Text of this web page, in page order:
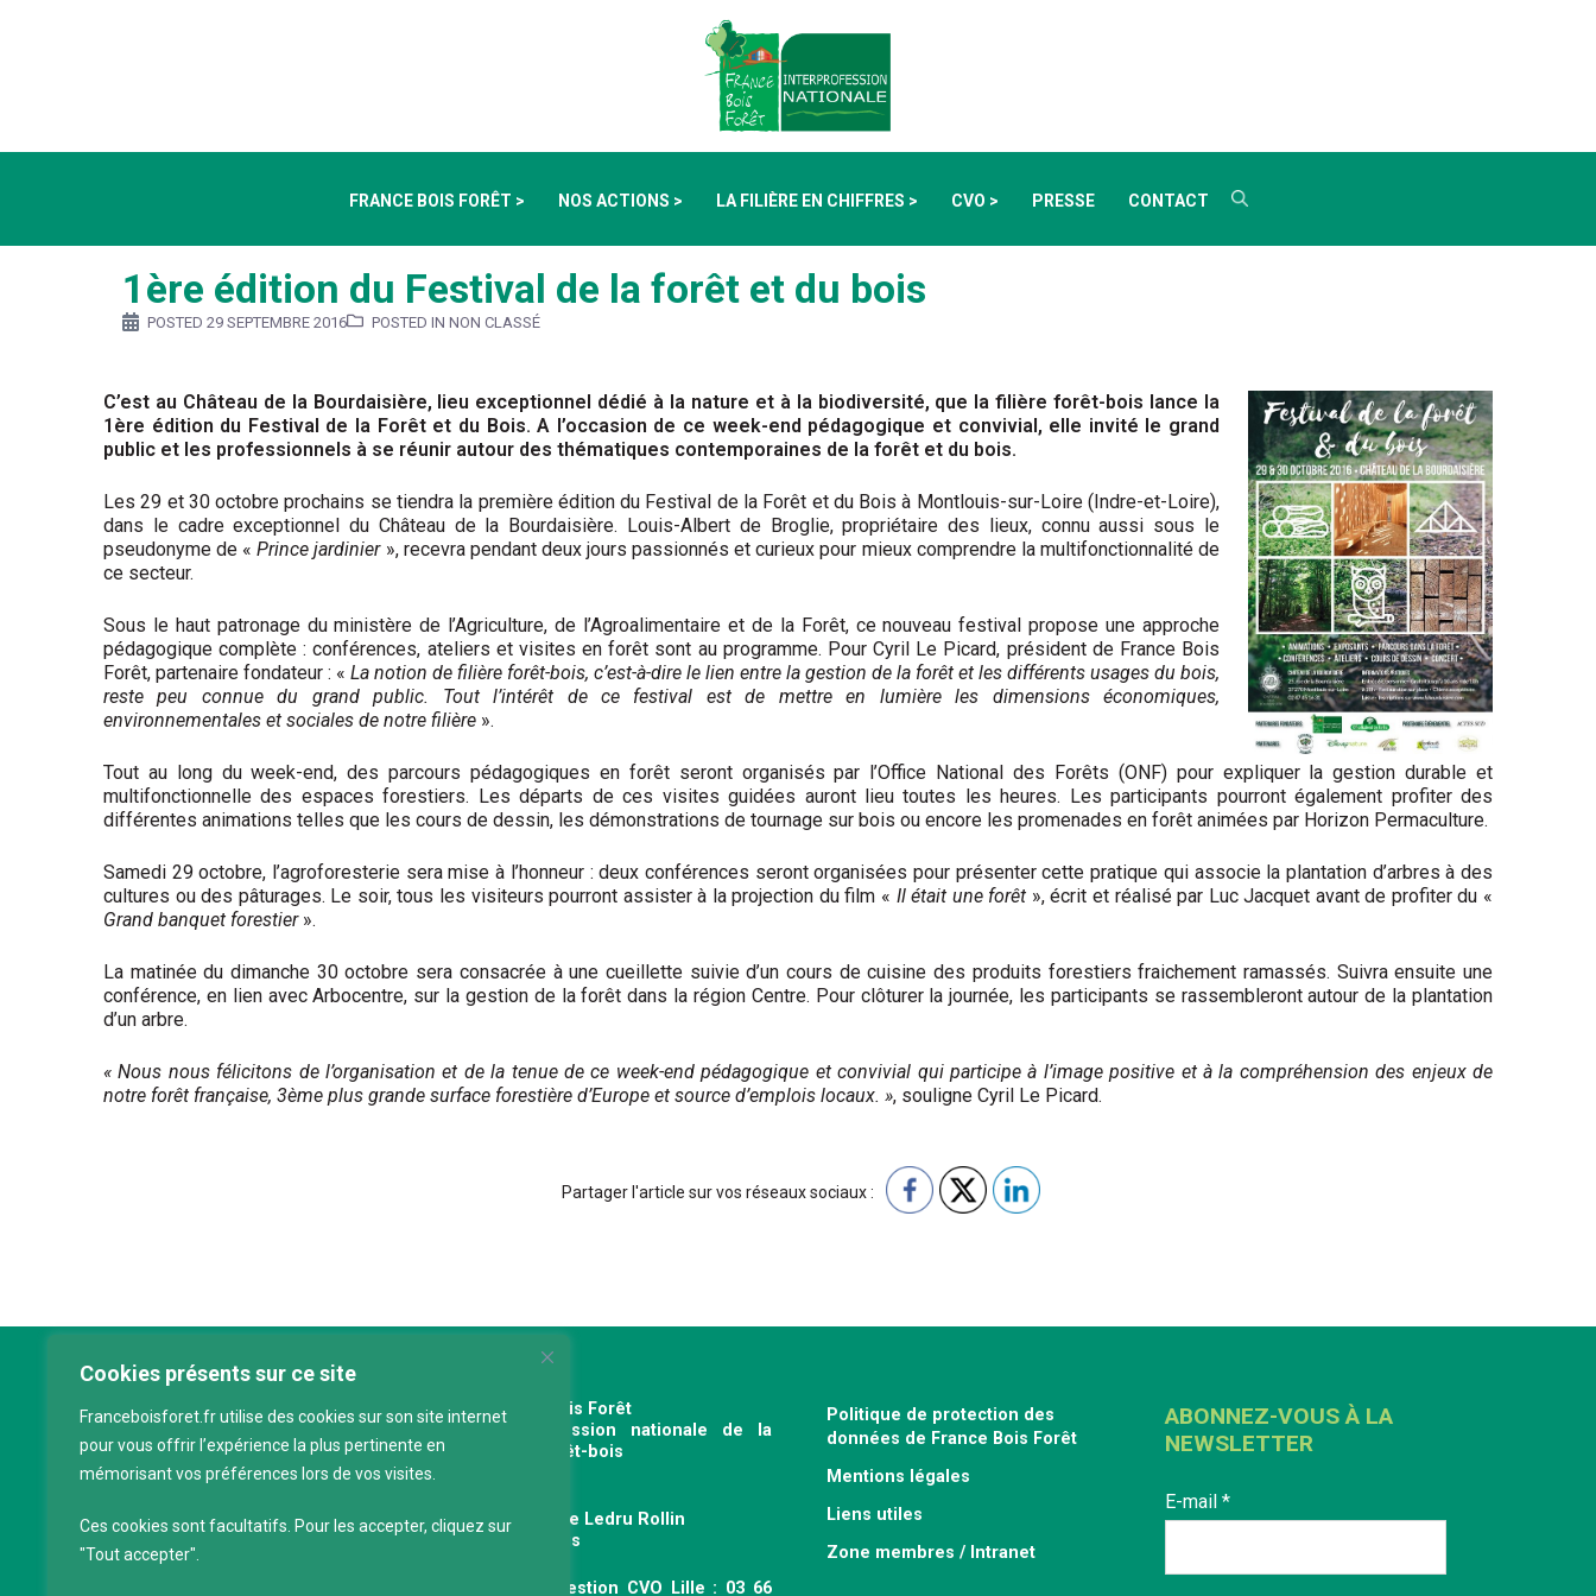
Cookies présents sur ce site
Franceboisforet.fr utilise des cookies sur son site internet
pour vous offrir l’expérience la plus pertinente en
mémorisant vos préférences lors de vos visites.
Ces cookies sont facultatifs. Pour les accepter, cliquez sur
"Tout accepter".
FRANCE BOIS FORÊT > NOS ACTIONS > LA FILIÈRE EN CHIFFRES > CVO > PRESSE CONTACT
1ère édition du Festival de la forêt et du bois
POSTED 29 SEPTEMBRE 2016 POSTED IN NON CLASSÉ
C’est au Château de la Bourdaisière, lieu exceptionnel dédié à la nature et à la biodiversité, que la filière forêt-bois lance la
1ère édition du Festival de la Forêt et du Bois. A l’occasion de ce week-end pédagogique et convivial, elle invité le grand
public et les professionnels à se réunir autour des thématiques contemporaines de la forêt et du bois.
Les 29 et 30 octobre prochains se tiendra la première édition du Festival de la Forêt et du Bois à Montlouis-sur-Loire (Indre-et-Loire),
dans le cadre exceptionnel du Château de la Bourdaisière. Louis-Albert de Broglie, propriétaire des lieux, connu aussi sous le
pseudonyme de «Prince jardinier», recevra pendant deux jours passionnés et curieux pour mieux comprendre la multifonctionnalité de
ce secteur.
Sous le haut patronage du ministère de l’Agriculture, de l’Agroalimentaire et de la Forêt, ce nouveau festival propose une approche
pédagogique complète : conférences, ateliers et visites en forêt sont au programme. Pour Cyril Le Picard, président de France Bois
Forêt, partenaire fondateur : « La notion de filière forêt-bois, c’est-à-dire le lien entre la gestion de la forêt et les différents usages du bois,
reste peu connue du grand public. Tout l’intérêt de ce festival est de mettre en lumière les dimensions économiques,
environnementales et sociales de notre filière ».
Tout au long du week-end, des parcours pédagogiques en forêt seront organisés par l’Office National des Forêts (ONF) pour expliquer la gestion durable et
multifonctionnelle des espaces forestiers. Les départs de ces visites guidées auront lieu toutes les heures. Les participants pourront également profiter des
différentes animations telles que les cours de dessin, les démonstrations de tournage sur bois ou encore les promenades en forêt animées par Horizon Permaculture.
Samedi 29 octobre, l’agroforesterie sera mise à l’honneur : deux conférences seront organisées pour présenter cette pratique qui associe la plantation d’arbres à des
cultures ou des pâturages. Le soir, tous les visiteurs pourront assister à la projection du film « Il était une forêt », écrit et réalisé par Luc Jacquet avant de profiter du «
Grand banquet forestier».
La matinée du dimanche 30 octobre sera consacrée à une cueillette suivie d’un cours de cuisine des produits forestiers fraichement ramassés. Suivra ensuite une
conférence, en lien avec Arbocentre, sur la gestion de la forêt dans la région Centre. Pour clôturer la journée, les participants se rassembleront autour de la plantation
d’un arbre.
« Nous nous félicitons de l’organisation et de la tenue de ce week-end pédagogique et convivial qui participe à l’image positive et à la compréhension des enjeux de
notre forêt française, 3ème plus grande surface forestière d’Europe et source d’emplois locaux. », souligne Cyril Le Picard.
Partager l'article sur vos réseaux sociaux :
France Bois Forêt
Interprofession nationale de la
filière forêt-bois
120 avenue Ledru Rollin
75011 Paris
Service gestion CVO Lille : 03 66
Politique de protection des
données de France Bois Forêt
Mentions légales
Liens utiles
Zone membres / Intranet
ABONNEZ-VOUS À LA
NEWSLETTER
E-mail *